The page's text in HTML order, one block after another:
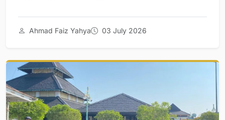
Ahmad Faiz Yahya 03 July 2026